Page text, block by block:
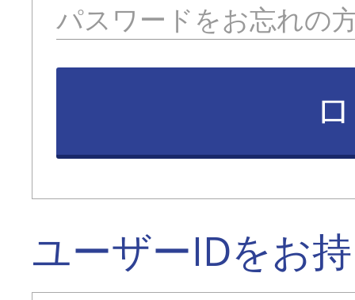
パスワードをお忘れの
ユーザーIDをお